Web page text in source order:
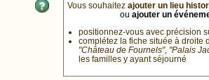
Vous souhaitez ajouter un lieu
ou ajouter un
positionnez-vous avec précision
complétez la fiche située à droite
"Château de Fournels", "Palais
les familles y ayant séjourné